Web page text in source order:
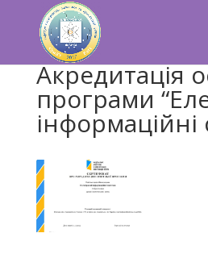
Акредитація
програми
інформаційні